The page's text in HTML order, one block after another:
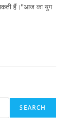
सकती हैं।"आज का युग
SEARCH